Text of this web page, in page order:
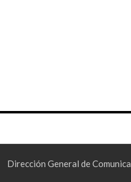
Dirección General de